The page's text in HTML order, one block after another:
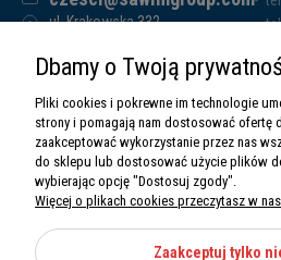
ul. Krakowska 332,
Sawim Group Mariusz Zdyb sp. k.
NIP: 5130284470
REGON: 5246591010
O nas
Informacje
Dbamy o Twoją
Pliki cookies i pokrewne im technologie
strony i pomagają nam dostosować ofertę
zaakceptować wykorzystanie przez nas
do sklepu lub dostosować użycie plików
wybierając opcję "Dostosuj zgody".
Więcej o plikach cookies przeczytasz w
Zaakceptuj tylko